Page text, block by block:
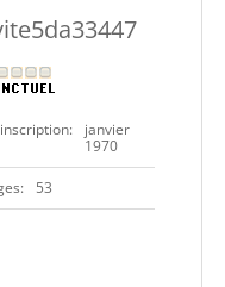
janvier
1970
53